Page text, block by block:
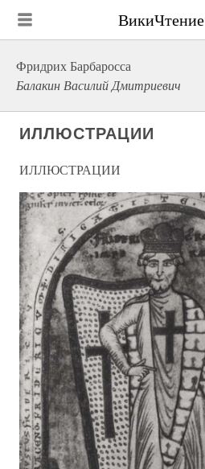
ВикиЧтение
Фридрих Барбаросса
Балакин Василий Дмитриевич
ИЛЛЮСТРАЦИИ
ИЛЛЮСТРАЦИИ